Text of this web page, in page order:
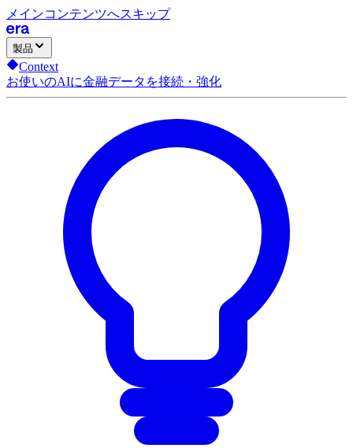
メインコンテンツへスキップ
製品
Context
お使いのAIに金融データを接続・強化